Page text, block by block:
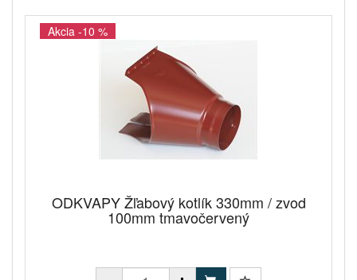
Akcia -10 %
ODKVAPY Žľabový kotlík 330mm / zvod
100mm tmavočervený